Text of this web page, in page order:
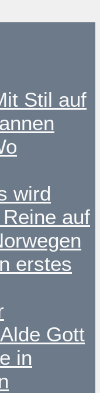
Stil auf
wird
auf
erstes
Gott
in